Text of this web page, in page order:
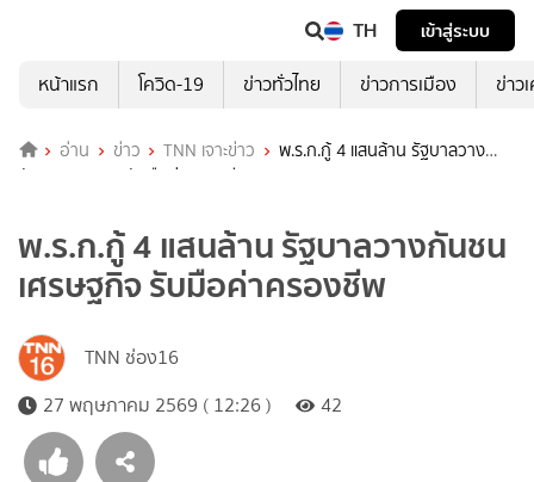
TH
เข้าสู่ระบบ
หน้าแรก
โควิด-19 ข่าวทั่วไทย ข่าวการเมือง ข่าว
อ่าน ข่าว TNN เจาะข่าว
พ.ร.ก.กู้ 4 แสนล้าน รัฐบาลวาง
กันชนเศรษฐกิจ รับมือค่าครองชีพ
พ.ร.ก.กู้ 4 แสนล้าน รัฐบาลวางกันชน
เศรษฐกิจ รับมือค่าครองชีพ
TNN ช่อง16
27 พฤษภาคม 2569 ( 12:26 )
42